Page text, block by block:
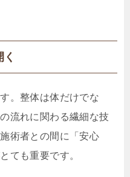
。整体は体だけでな
流れに関わる繊細な技
術者との間に「安心
ても重要です。